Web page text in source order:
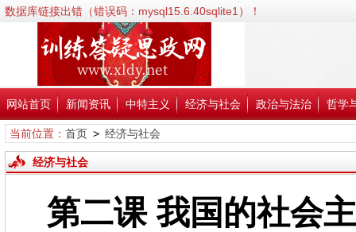
数据库链接出错（错误码：mysql15.6.40sqlite1）！
错误信息:SQLSTATE[HY000] [2002] No such file or directory；
错误代码:2002；
文件:/www/wwwroot/xldy.net/inc/classPdoDb.php；
行号:38；
网站首页 新闻资讯 中特主义 经济与社会 政治与法治 哲学
当前位置： 首页> 经济与社会
经济与社会
第二课 我国的社会